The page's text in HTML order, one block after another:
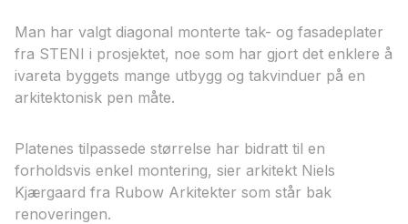
Man har valgt diagonal monterte tak- og fasadeplater
fra STENI i prosjektet, noe som har gjort det enklere å
ivareta byggets mange utbygg og takvinduer på en
arkitektonisk pen måte.
Platenes tilpassede størrelse har bidratt til en
forholdsvis enkel montering, sier arkitekt Niels
Kjærgaard fra Rubow Arkitekter som står bak
renoveringen.